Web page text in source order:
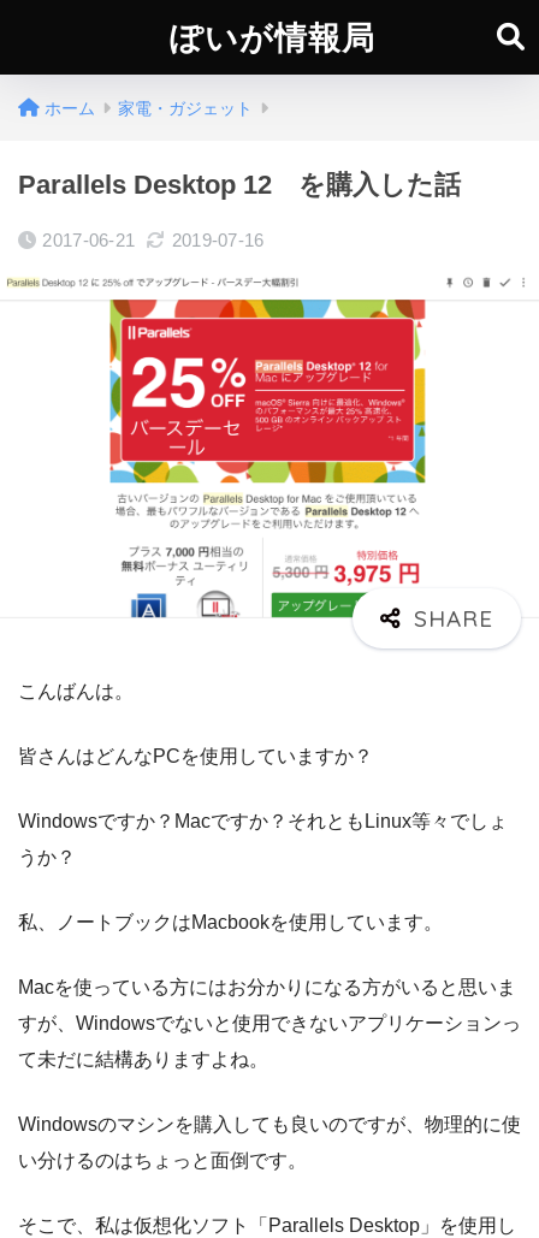
ぽいが情報局
ホーム 家電・ガジェット
Parallels Desktop 12 を購入した話
2017-06-21 2019-07-16
こんばんは。
皆さんはどんなPCを使用していますか？
Windowsですか？Macですか？それともLinux等々でしょ
うか？
私、ノートブックはMacbookを使用しています。
Macを使っている方にはお分かりになる方がいると思いま
すが、Windowsでないと使用できないアプリケーションっ
て未だに結構ありますよね。
Windowsのマシンを購入しても良いのですが、物理的に使
い分けるのはちょっと面倒です。
そこで、私は仮想化ソフト「Parallels Desktop」を使用し